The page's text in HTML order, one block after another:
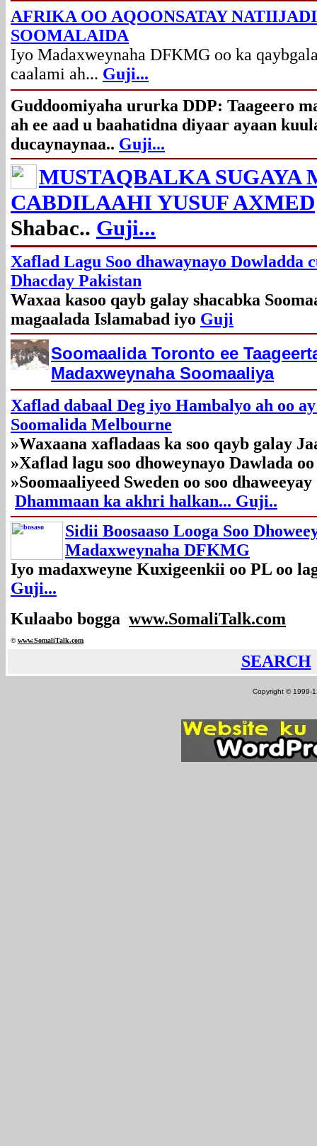
AFRIKA OO AQOONSATAY
SOOMALAIDA
Iyo Madaxweynaha DFKMG oo ka
caalami ah... Guji...
Guddoomiyaha ururka DDP: Taageero
ah ee aad u baahatidna diyaar ayaan
ducaynaynaa.. Guji...
MUSTAQBALKA SUGAYA
CABDILAAHI YUSUF AXMED
Shabac.. Guji...
Xaflad Lagu Soo dhawaynayo Dowladda
Dhacday Pakistan
Waxaa kasoo qayb galay shacabka
magaalada Islamabad iyo Guji
Soomaalida Toronto ee
Madaxweynaha Soomaaliya
Xaflad dabaal Deg iyo Hambalyo ah oo
Soomalida Melbourne
»Waxaana xafladaas ka soo qayb galay
»Xaflad lagu soo dhoweynayo Dawlada
»Soomaaliyeed Sweden oo soo
Dhammaan ka akhri halkan... Guji..
Sidii Boosaaso Looga Soo
Madaxweynaha DFKMG
Iyo madaxweyne Kuxigeenkii oo PL oo
Guji...
Kulaabo bogga www.SomaliTalk.com
©www.SomaliTalk.com
SEARCH
Copyright © 1999-